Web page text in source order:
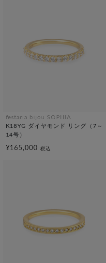
festaria bijou SOPHIA
K18YG ダイヤモンド リング（7～
14号）
¥165,000税込